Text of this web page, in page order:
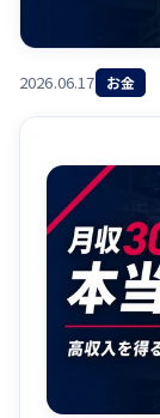
2026.06.17 お金